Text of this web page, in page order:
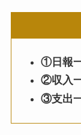
①日報
②収入
③支出